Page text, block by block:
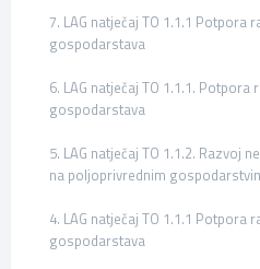
7. LAG natječaj TO 1.1.1
gospodarstava
6. LAG natječaj TO 1.1.1.
gospodarstava
5. LAG natječaj TO 1.1.2. Razvoj
na poljoprivrednim
4. LAG natječaj TO 1.1.1
gospodarstava